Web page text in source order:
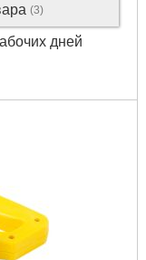
(3)
дней